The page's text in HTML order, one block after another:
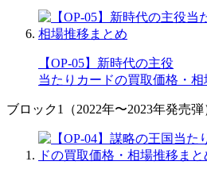
【OP-05】新時代の主役
当たりカードの買取価格・
ブロック1（2022年〜2023年発売弾